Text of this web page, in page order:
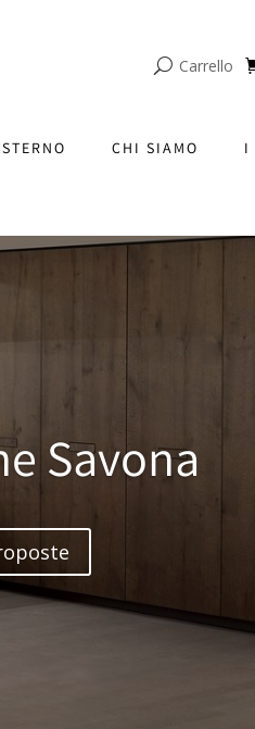
Carrello
CHI SIAMO
I
Savona